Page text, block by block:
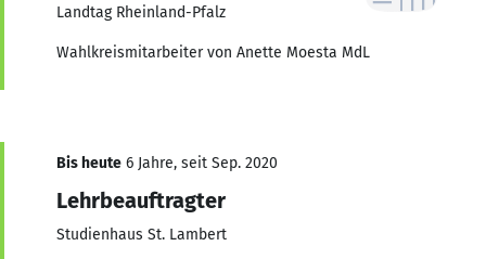
Landtag Rheinland-Pfalz
Wahlkreismitarbeiter von Anette Moesta MdL
Bis heute 6 Jahre, seit Sep. 2020
Lehrbeauftragter
Studienhaus St. Lambert